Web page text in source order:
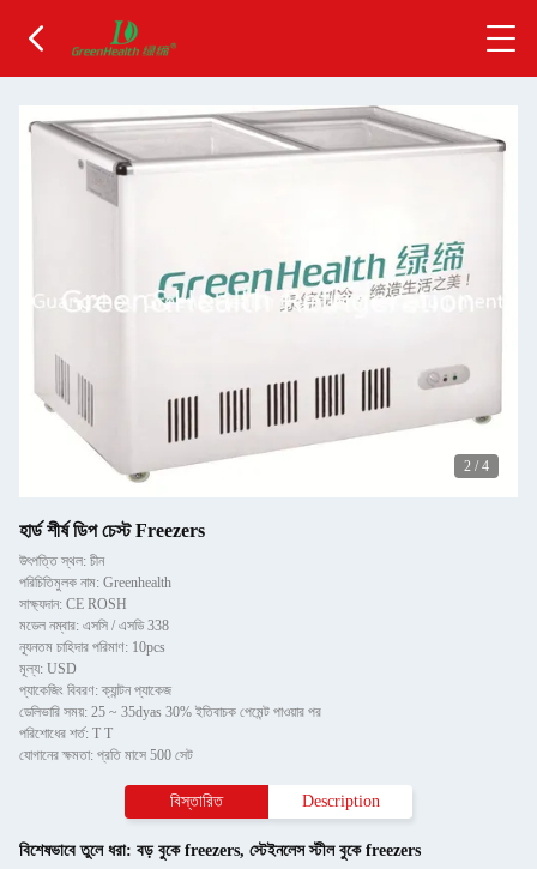
2 / 4
হার্ড শীর্ষ ডিপ চেস্ট Freezers
উৎপত্তি স্থল: চীন
পরিচিতিমুলক নাম: Greenhealth
সাক্ষ্যদান: CE ROSH
মডেল নম্বার: এসসি / এসডি 338
ন্যূনতম চাহিদার পরিমাণ: 10pcs
মূল্য: USD
প্যাকেজিং বিবরণ: ক্যান্টন প্যাকেজ
ডেলিভারি সময়: 25 ~ 35dyas 30% ইতিবাচক পেমেন্ট পাওয়ার পর
পরিশোধের শর্ত: T T
যোগানের ক্ষমতা: প্রতি মাসে 500 সেট
বিস্তারিত Description
বিশেষভাবে তুলে ধরা: বড় বুকে freezers, স্টেইনলেস স্টীল বুকে freezers